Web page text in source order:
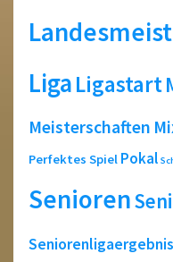
LigaLigastart
Meisterschaften
Perfektes Spiel Pokal
Senioren